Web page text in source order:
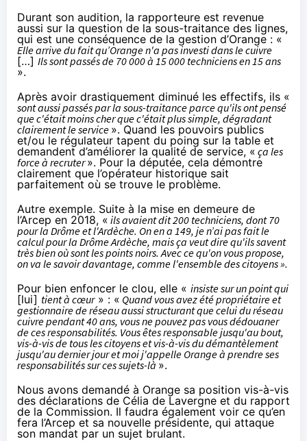
Durant son audition, la rapporteure est revenue
aussi sur la question de la sous-traitance des lignes,
qui est une conséquence de la gestion d’Orange : «
Elle arrive du fait qu’Orange n'a pas investi dans le cuivre
[…] Ils sont passés de 70 000 à 15 000 techniciens en 15 ans
».
Après avoir drastiquement diminué les effectifs, ils «
sont aussi passés par la sous-traitance parce qu'ils ont pensé
que c'était moins cher que c'était plus simple, dégradant
clairement le service ». Quand les pouvoirs publics
et/ou le régulateur tapent du poing sur la table et
demandent d’améliorer la qualité de service, « ça les
force à recruter». Pour la députée, cela démontre
clairement que l’opérateur historique sait
parfaitement où se trouve le problème.
Autre exemple. Suite à la mise en demeure de
l’Arcep en 2018, « ils avaient dit 200 techniciens, dont 70
pour la Drôme et l'Ardèche. On en a 149, je n’ai pas fait le
calcul pour la Drôme Ardèche, mais ça veut dire qu'ils savent
très bien où sont les points noirs. Avec ce qu'on vous propose,
on va le savoir davantage, comme l'ensemble des citoyens ».
Pour bien enfoncer le clou, elle « insiste sur un point qui
[lui] tient à cœur» : « Quand vous avez été propriétaire et
gestionnaire de réseau aussi structurant que celui du réseau
cuivre pendant 40 ans, vous ne pouvez pas vous dédouaner
de ces responsabilités. Vous êtes responsable jusqu'au bout,
vis-à-vis de tous les citoyens et vis-à-vis du démantèlement
jusqu'au dernier jour et moi j'appelle Orange à prendre ses
responsabilités sur ces sujets-là ».
Nous avons demandé à Orange sa position vis-à-vis
des déclarations de Célia de Lavergne et du rapport
de la Commission. Il faudra également voir ce qu’en
fera l’Arcep et sa nouvelle présidente, qui attaque
son mandat par un sujet brulant.